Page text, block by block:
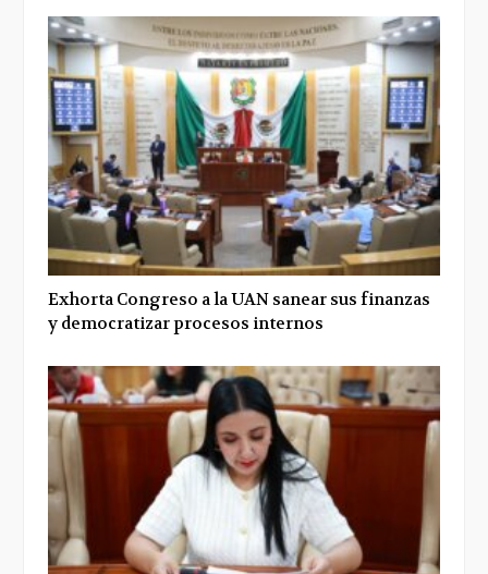
Exhorta Congreso a la UAN sanear sus finanzas
y democratizar procesos internos